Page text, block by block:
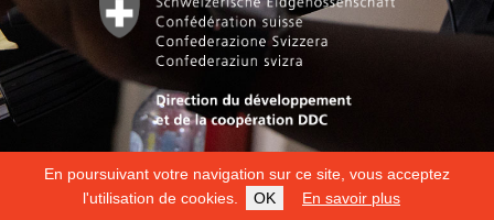
En poursuivant votre navigation sur ce site, vous acceptez
l'utilisation de cookies.
OK En savoir plus